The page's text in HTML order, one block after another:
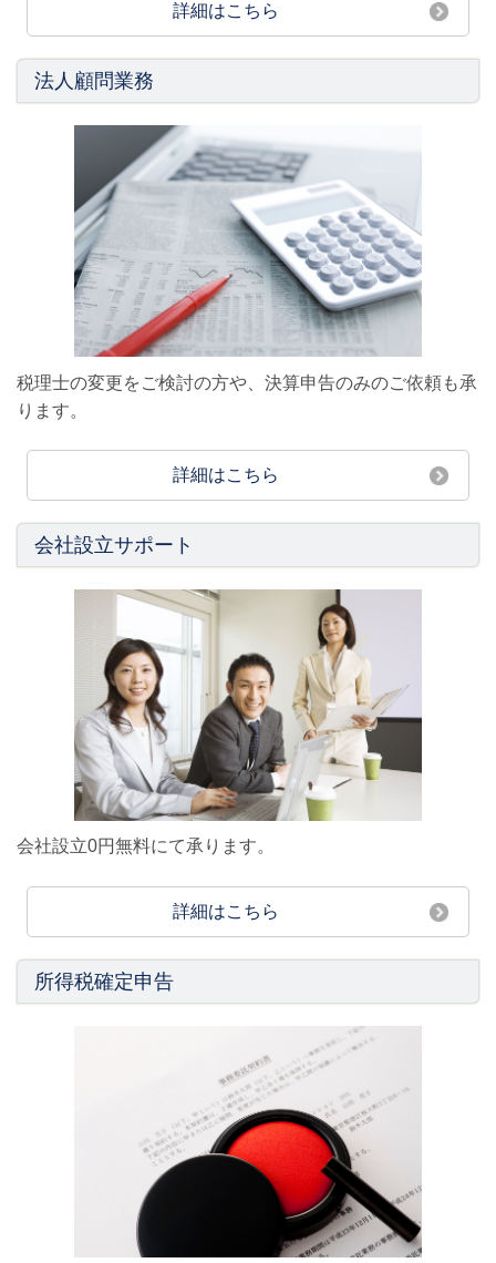
詳細はこちら
法人顧問業務
税理士の変更をご検討の方や、決算申告のみのご依頼も承
ります。
詳細はこちら
会社設立サポート
会社設立0円無料にて承ります。
詳細はこちら
所得税確定申告